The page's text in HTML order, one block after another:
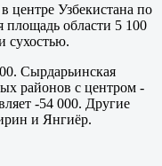
центре Узбекистана по
области 5 100
сухостью.
Сырдарьинская
районов с центром -
-54 000. Другие
и Янгиёр.